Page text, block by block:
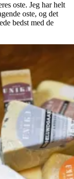
oste. Jeg har helt
oste, og det
bedst med de